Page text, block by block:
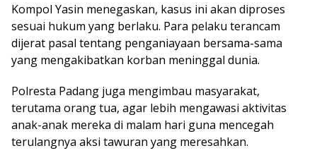
Kompol Yasin menegaskan, kasus ini akan diproses
sesuai hukum yang berlaku. Para pelaku terancam
dijerat pasal tentang penganiayaan bersama-sama
yang mengakibatkan korban meninggal dunia.
Polresta Padang juga mengimbau masyarakat,
terutama orang tua, agar lebih mengawasi aktivitas
anak-anak mereka di malam hari guna mencegah
terulangnya aksi tawuran yang meresahkan.